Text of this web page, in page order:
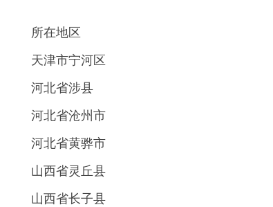
所在地区
天津市宁河区
河北省涉县
河北省沧州市
河北省黄骅市
山西省灵丘县
山西省长子县